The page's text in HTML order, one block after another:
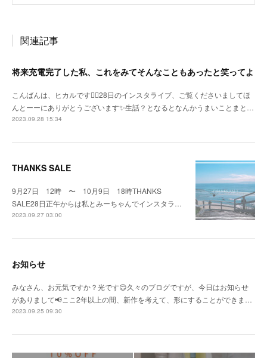
関連記事
将来充電完了した私、これをみてそんなこともあったと笑ってよ
こんばんは、ヒカルです🙇‍♀️28日のインスタライブ、ご覧くださいましてほ
んとーーにありがとうございます✨生話？となるとなんかうまいことまと…
2023.09.28 15:34
THANKS SALE
9月27日 12時 〜 10月9日 18時THANKS
SALE28日正午からは私とみーちゃんでインスタラ…
2023.09.27 03:00
お知らせ
みなさん、お元気ですか？光です😊久々のブログですが、今日はお知らせ
がありまして📢ここ2年以上の間、新作を考えて、形にすることができま…
2023.09.25 09:30